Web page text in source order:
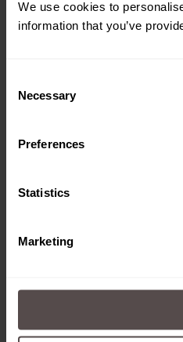
We use cookies to
information that you’ve
Selection
Necessary
Preferences
Statistics
Marketing